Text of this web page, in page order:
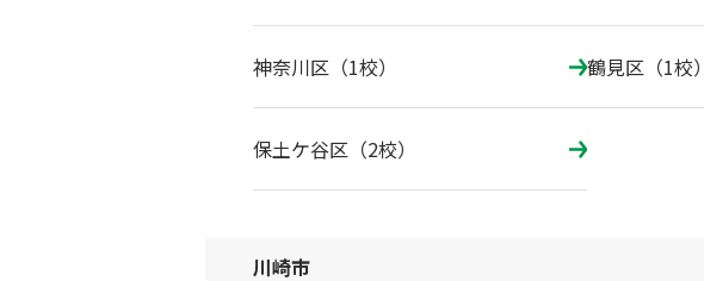
神奈川区（1校） 鶴見区（1校）
保土ケ谷区（2校）
川崎市